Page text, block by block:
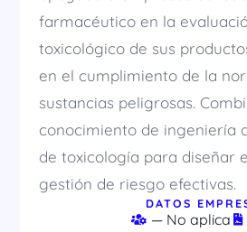
farmacéutico en la
toxicológico de sus
en el cumplimiento de la
sustancias peligrosas.
conocimiento de ingeniería
de toxicología para diseñar
gestión de riesgo efectivas.
DATOS
— No aplica